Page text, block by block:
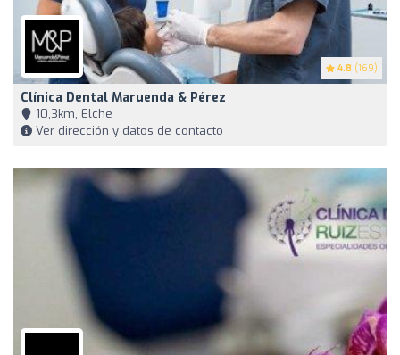
4.8 (169)
Clínica Dental Maruenda & Pérez
10,3km, Elche
Ver dirección y datos de contacto